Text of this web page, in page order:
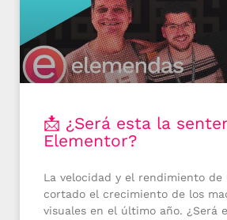
📩 ¿Será esta la
Elementor?
La velocidad y el rendimiento de
cortado el crecimiento de los
visuales en el último año. ¿Será